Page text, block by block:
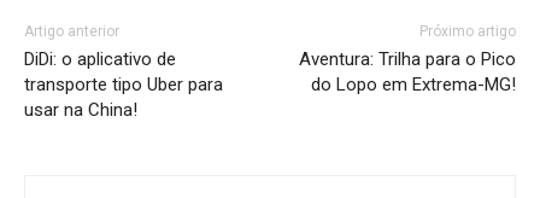
Artigo anterior
DiDi: o aplicativo de
transporte tipo Uber para
usar na China!
Próximo artigo
Aventura: Trilha para o Pico
do Lopo em Extrema-MG!